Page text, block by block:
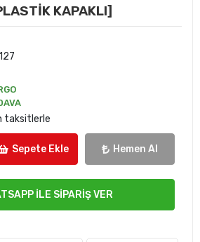
KAPAKLI]
taksitlerle
Sepete Ekle Hemen Al
İLE SİPARİŞ VER